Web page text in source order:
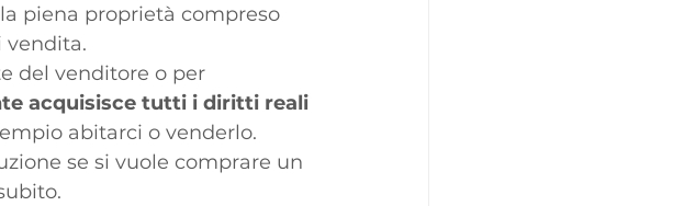
piena proprietà compreso
vendita.
del venditore o per
acquisisce tutti i diritti reali
abitarci o venderlo.
se si vuole comprare un